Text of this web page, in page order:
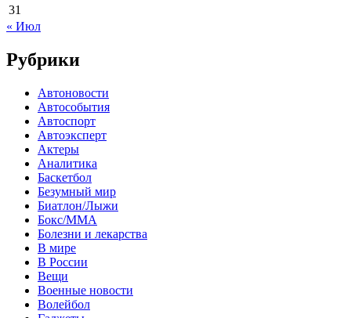
31
« Июл
Рубрики
Автоновости
Автособытия
Автоспорт
Автоэксперт
Актеры
Аналитика
Баскетбол
Безумный мир
Биатлон/Лыжи
Бокс/MMA
Болезни и лекарства
В мире
В России
Вещи
Военные новости
Волейбол